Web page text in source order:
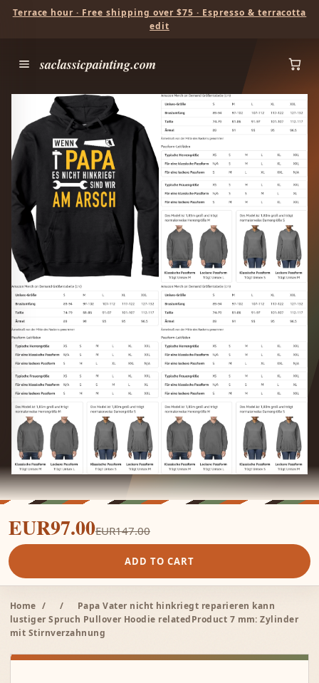
Terrace hour · Free shipping over $75 · Espresso & terracotta
edit
saclassicpainting.com
EUR97.00EUR147.00
ADD TO CART
Home / /
Papa Vater nicht hinkriegt reparieren kann
lustiger Spruch Pullover Hoodie relatedProduct 7 mm: Zylinder
mit Stirnverzahnung